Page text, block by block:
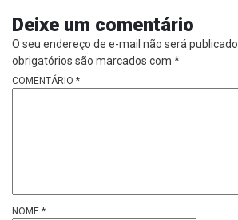
Deixe um comentário
O seu endereço de e-mail não será publicado.
obrigatórios são marcados com *
COMENTÁRIO *
NOME *